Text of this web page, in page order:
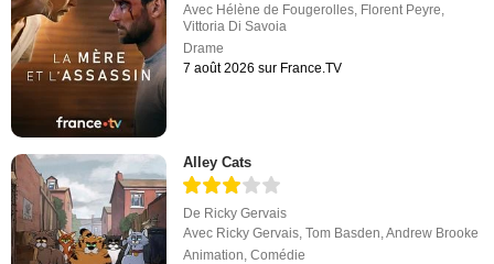
Avec Hélène de Fougerolles Florent Peyre
Vittoria Di Savoia
Drame
7 août 2026 sur France.TV
Alley Cats
De Ricky Gervais
Avec Ricky Gervais,Tom Basden,Andrew Brooke
Animation,Comédie